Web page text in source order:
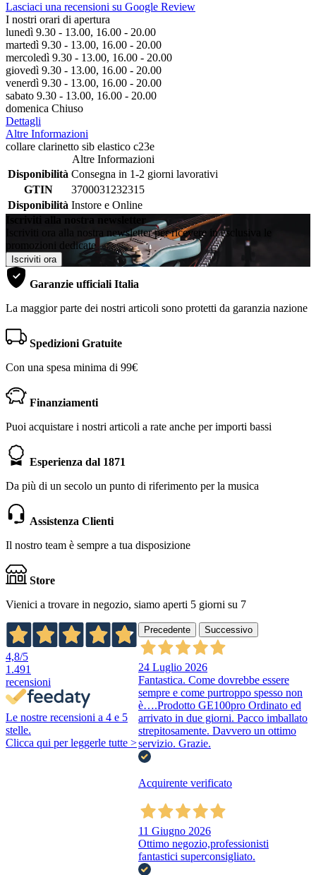
Lasciaci una recensioni su Google Review
I nostri orari di apertura
lunedì 9.30 - 13.00, 16.00 - 20.00
martedì 9.30 - 13.00, 16.00 - 20.00
mercoledì 9.30 - 13.00, 16.00 - 20.00
giovedì 9.30 - 13.00, 16.00 - 20.00
venerdì 9.30 - 13.00, 16.00 - 20.00
sabato 9.30 - 13.00, 16.00 - 20.00
domenica Chiuso
Dettagli
Altre Informazioni
collare clarinetto sib elastico c23e
Altre Informazioni
Disponibilità Consegna in 1-2 giorni lavorativi
GTIN
3700031232315
Disponibilità Instore e Online
Iscriviti alla nostra newsletter
Iscriviti ora alla nostra newsletter per ricevere in esclusiva le
promozioni dedicate
Iscriviti ora
Garanzie ufficiali Italia
La maggior parte dei nostri articoli sono protetti da garanzia nazione
Spedizioni Gratuite
Con una spesa minima di 99€
Finanziamenti
Puoi acquistare i nostri articoli a rate anche per importi bassi
Esperienza dal 1871
Da più di un secolo un punto di riferimento per la musica
Assistenza Clienti
Il nostro team è sempre a tua disposizione
Store
Vienici a trovare in negozio, siamo aperti 5 giorni su 7
4,8/5
1.491
recensioni
Le nostre recensioni a 4 e 5
stelle.
Clicca qui per leggerle tutte >
Precedente Successivo
24 Luglio 2026
Fantastica. Come dovrebbe essere
sempre e come purtroppo spesso non
è….Prodotto GE100pro Ordinato ed
arrivato in due giorni. Pacco imballato
strepitosamente. Davvero un ottimo
servizio. Grazie.
Acquirente verificato
11 Giugno 2026
Ottimo negozio,professionisti
fantastici superconsigliato.